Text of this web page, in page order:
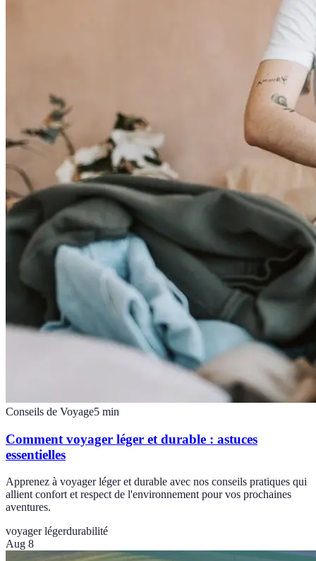
Conseils de Voyage5 min
Comment voyager léger et durable : astuces
essentielles
Apprenez à voyager léger et durable avec nos conseils pratiques qui
allient confort et respect de l'environnement pour vos prochaines
aventures.
voyager légerdurabilité
Aug 8